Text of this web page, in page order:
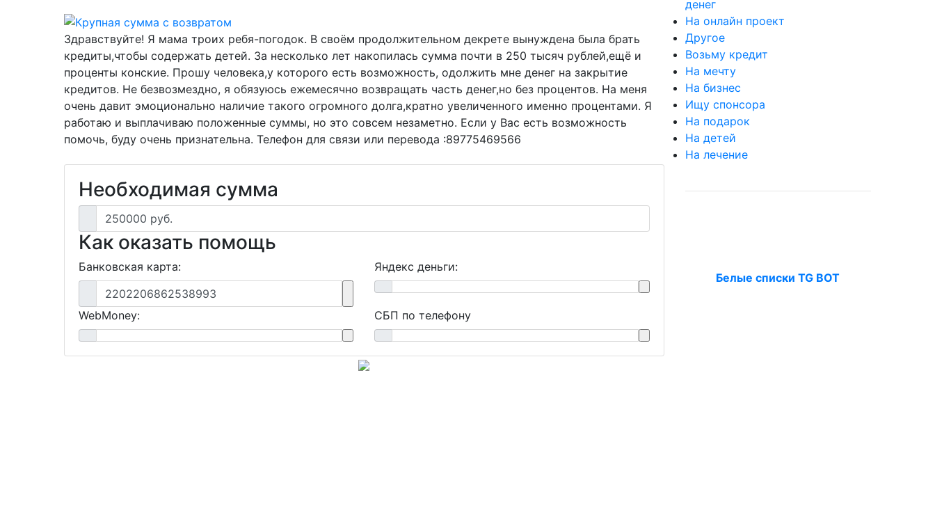
Здравствуйте! Я мама троих ребя-погодок. В своём продолжительном декрете вынуждена была брать
кредиты,чтобы содержать детей. За несколько лет накопилась сумма почти в 250 тысяч рублей,ещё и
проценты конские. Прошу человека,у которого есть возможность, одолжить мне денег на закрытие
кредитов. Не безвозмездно, я обязуюсь ежемесячно возвращать часть денег,но без процентов. На меня
очень давит эмоционально наличие такого огромного долга,кратно увеличенного именно процентами. Я
работаю и выплачиваю положенные суммы, но это совсем незаметно. Если у Вас есть возможность
помочь, буду очень признательна. Телефон для связи или перевода :89775469566
Необходимая сумма
250000 руб.
Как оказать помощь
Банковская карта:
2202206862538993
Яндекс деньги:
WebMoney: СБП по телефону
денег
На онлайн проект
Другое
Возьму кредит
На мечту
На бизнес
Ищу спонсора
На подарок
На детей
На лечение
Белые списки TG BOT